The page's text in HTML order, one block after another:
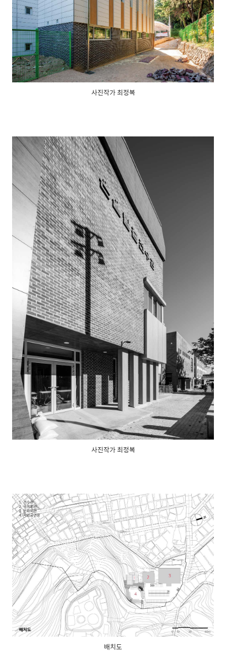
사진작가 최정복
사진작가 최정복
배치도